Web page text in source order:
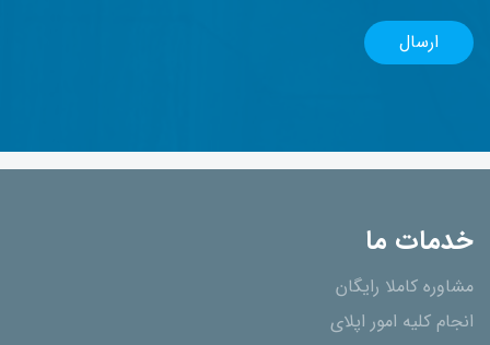
خدمات ما
مشاوره کاملا رایگان
انجام کلیه امور اپلای